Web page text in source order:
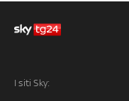
I siti Sky: